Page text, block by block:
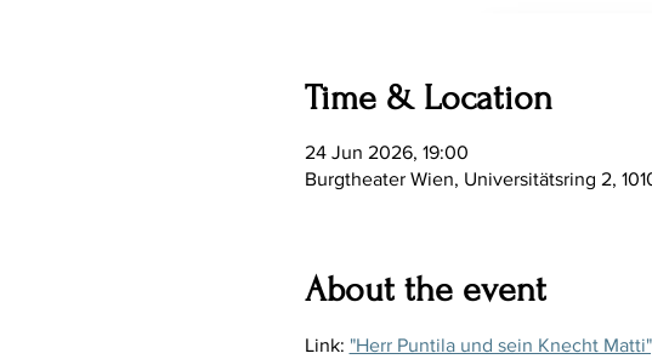
Time & Location
24 Jun 2026, 19:00
Burgtheater Wien, Universitätsring 2,
About the event
Link: "Herr Puntila und sein Knecht